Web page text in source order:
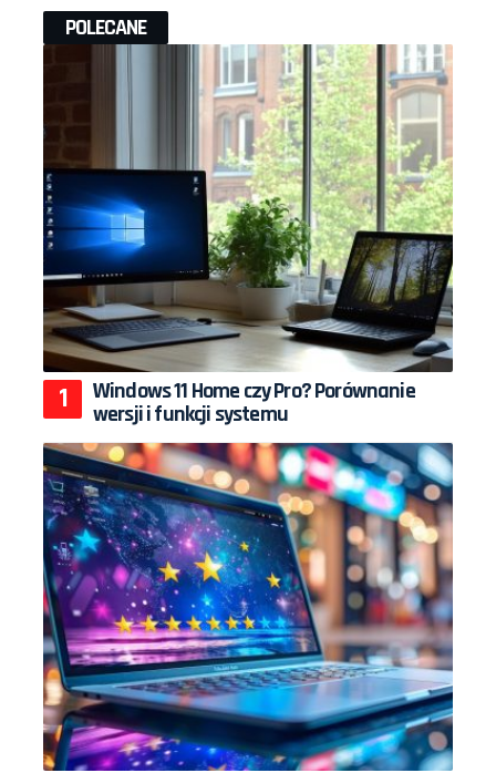
POLECANE
Windows 11 Home czy Pro? Porównanie
wersji i funkcji systemu